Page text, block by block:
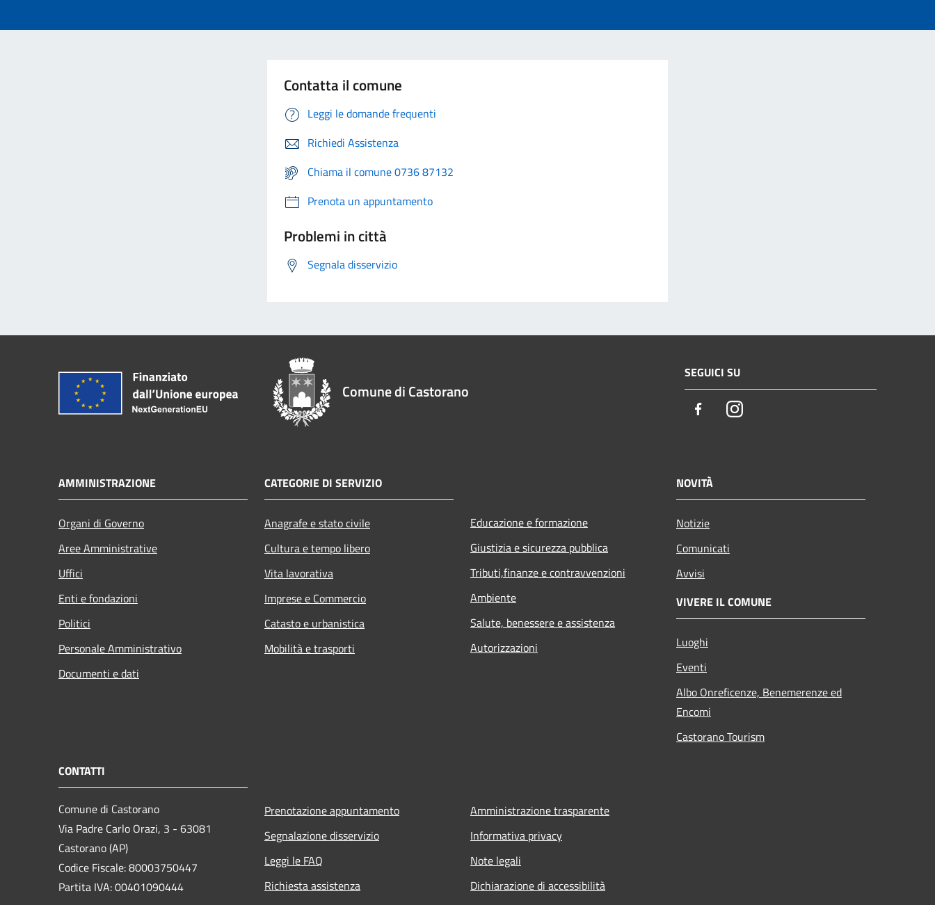
Contatta il comune
Leggi le domande frequenti
Richiedi Assistenza
Chiama il comune 0736 87132
Prenota un appuntamento
Problemi in città
Segnala disservizio
Comune di Castorano
SEGUICI SU
FacebookInstagram
AMMINISTRAZIONE
Organi di Governo
Aree Amministrative
Uffici
Enti e fondazioni
Politici
Personale Amministrativo
Documenti e dati
CATEGORIE DI SERVIZIO
Anagrafe e stato civile
Cultura e tempo libero
Vita lavorativa
Imprese e Commercio
Catasto e urbanistica
Mobilità e trasporti
Educazione e formazione
Giustizia e sicurezza pubblica
Tributi,finanze e contravvenzioni
Ambiente
Salute, benessere e assistenza
Autorizzazioni
NOVITÀ
Notizie
Comunicati
Avvisi
VIVERE IL COMUNE
Luoghi
Eventi
Albo Onreficenze, Benemerenze ed
Encomi
Castorano Tourism
CONTATTI
Comune di Castorano
Via Padre Carlo Orazi, 3 - 63081
Castorano (AP)
Codice Fiscale: 80003750447
Partita IVA: 00401090444
Prenotazione appuntamento
Segnalazione disservizio
Leggi le FAQ
Richiesta assistenza
Amministrazione trasparente
Informativa privacy
Note legali
Dichiarazione di accessibilità